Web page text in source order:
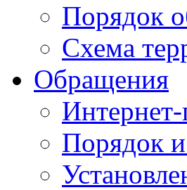
Порядок
Схема
Обращения
Порядок